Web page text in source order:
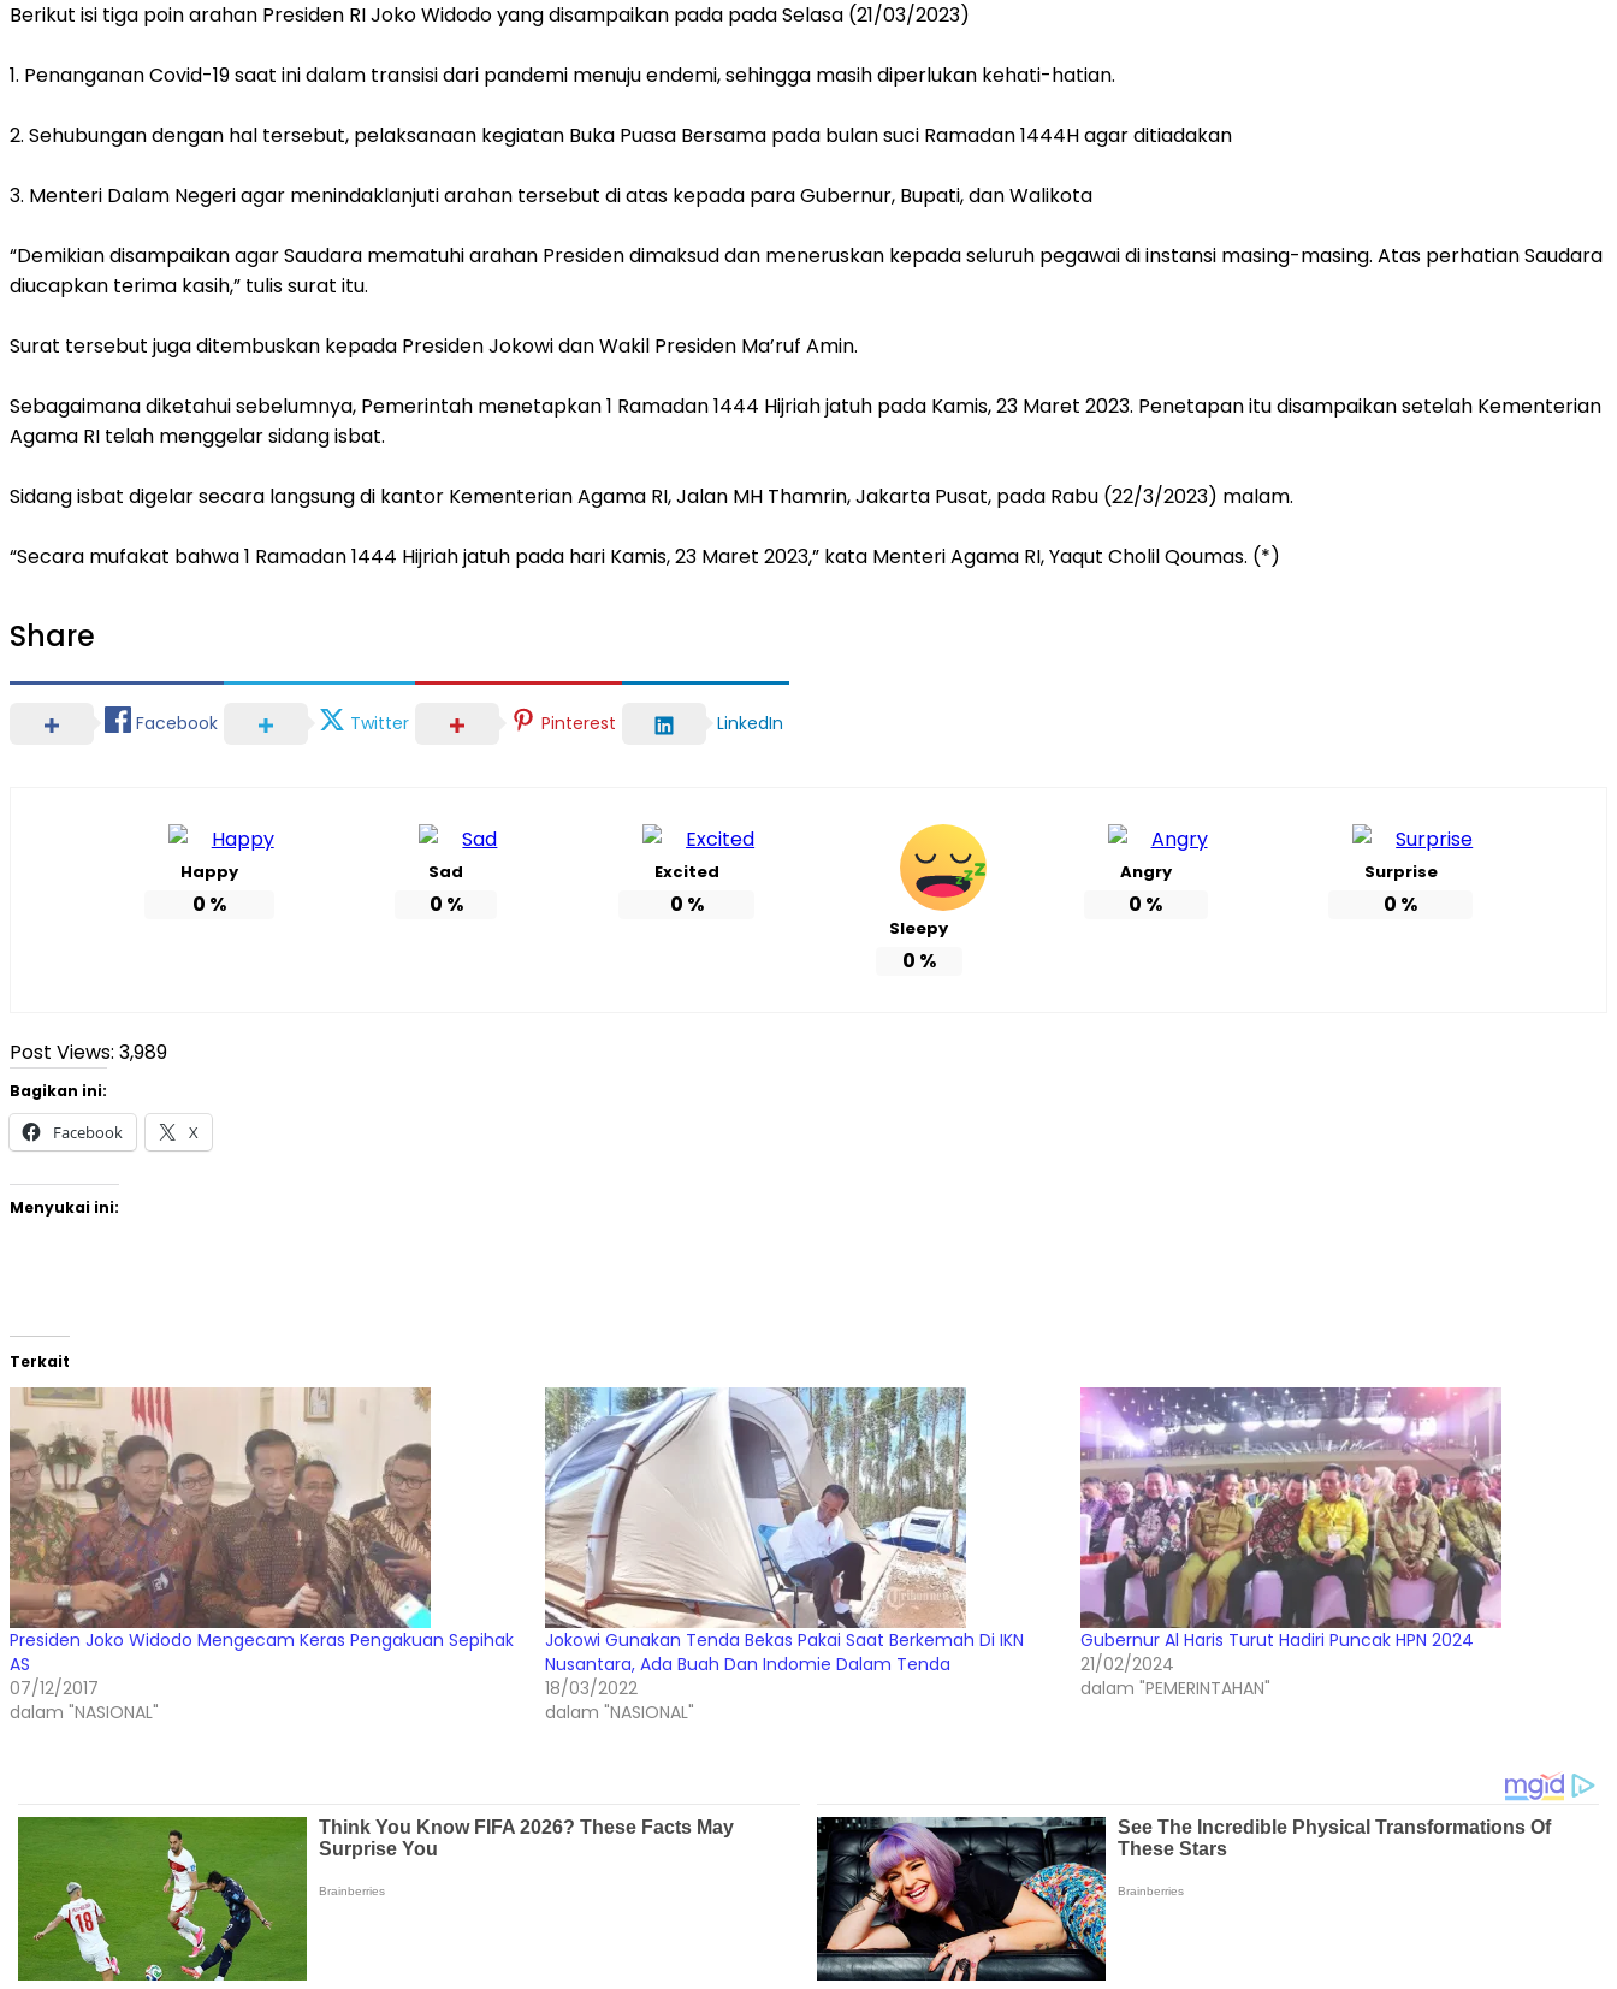
Berikut isi tiga poin arahan Presiden RI Joko Widodo yang disampaikan pada pada Selasa (21/03/2023)
1. Penanganan Covid-19 saat ini dalam transisi dari pandemi menuju endemi, sehingga masih diperlukan kehati-hatian.
2. Sehubungan dengan hal tersebut, pelaksanaan kegiatan Buka Puasa Bersama pada bulan suci Ramadan 1444H agar ditiadakan
3. Menteri Dalam Negeri agar menindaklanjuti arahan tersebut di atas kepada para Gubernur, Bupati, dan Walikota
“Demikian disampaikan agar Saudara mematuhi arahan Presiden dimaksud dan meneruskan kepada seluruh pegawai di instansi masing-masing. Atas perhatian Saudara
diucapkan terima kasih,” tulis surat itu.
Surat tersebut juga ditembuskan kepada Presiden Jokowi dan Wakil Presiden Ma’ruf Amin.
Sebagaimana diketahui sebelumnya, Pemerintah menetapkan 1 Ramadan 1444 Hijriah jatuh pada Kamis, 23 Maret 2023. Penetapan itu disampaikan setelah Kementerian
Agama RI telah menggelar sidang isbat.
Sidang isbat digelar secara langsung di kantor Kementerian Agama RI, Jalan MH Thamrin, Jakarta Pusat, pada Rabu (22/3/2023) malam.
“Secara mufakat bahwa 1 Ramadan 1444 Hijriah jatuh pada hari Kamis, 23 Maret 2023,” kata Menteri Agama RI, Yaqut Cholil Qoumas. (*)
Share
Facebook Twitter Pinterest LinkedIn
Happy
0 %
Sad
0 %
Excited
0 %
Sleepy
0 %
Angry
0 %
Surprise
0 %
Post Views: 3,989
Bagikan ini:
Facebook X
Menyukai ini:
Terkait
Presiden Joko Widodo Mengecam Keras Pengakuan Sepihak
AS
07/12/2017
dalam "NASIONAL"
Jokowi Gunakan Tenda Bekas Pakai Saat Berkemah Di IKN
Nusantara, Ada Buah Dan Indomie Dalam Tenda
18/03/2022
dalam "NASIONAL"
Gubernur Al Haris Turut Hadiri Puncak HPN 2024
21/02/2024
dalam "PEMERINTAHAN"